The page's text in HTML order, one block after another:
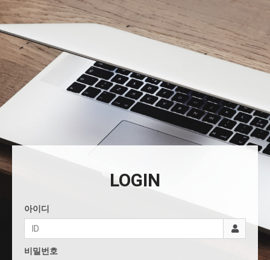
LOGIN
아이디
비밀번호